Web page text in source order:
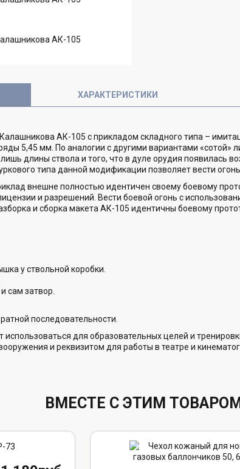
ХАРАКТЕРИСТИКИ
АК-105 с прикладом складного типа –
5,45 мм. По аналогии с другими вариантами
длины ствола и того, что в дуле орудия появилась
типа данной модификации позволяет вести
внешне полностью идентичен своему боевому
и разрешений. Вести боевой огонь с
и сборка макета АК-105 идентичны боевому
у ствольной коробки.
сам затвор.
последовательности.
для образовательных целей и
и реквизитом для работы в театре и
ВМЕСТЕ С ЭТИМ